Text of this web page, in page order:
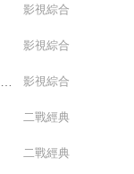
影視綜合
影視綜合
影視綜合
二戰經典
二戰經典